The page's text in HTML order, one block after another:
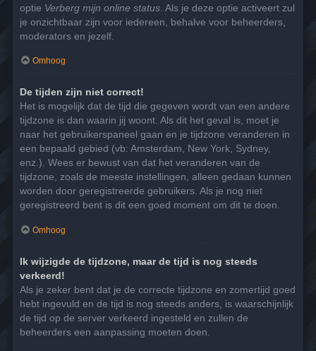
optie Verberg mijn online status . Als je deze optie activeert zul
je onzichtbaar zijn voor iedereen, behalve voor beheerders,
moderators en jezelf.
Omhoog
De tijden zijn niet correct!
Het is mogelijk dat de tijd die gegeven wordt van een andere
tijdzone is dan waarin jij woont. Als dit het geval is, moet je
naar het gebruikerspaneel gaan en je tijdzone veranderen in
een bepaald gebied (vb: Amsterdam, New York, Sydney,
enz.). Wees er bewust van dat het veranderen van de
tijdzone, zoals de meeste instellingen, alleen gedaan kunnen
worden door geregistreerde gebruikers. Als je nog niet
geregistreerd bent is dit een goed moment om dit te doen.
Omhoog
Ik wijzigde de tijdzone, maar de tijd is nog steeds
verkeerd!
Als je zeker bent dat je de correcte tijdzone en zomertijd goed
hebt ingevuld en de tijd is nog steeds anders, is waarschijnlijk
de tijd op de server verkeerd ingesteld en zullen de
beheerders een aanpassing moeten doen.